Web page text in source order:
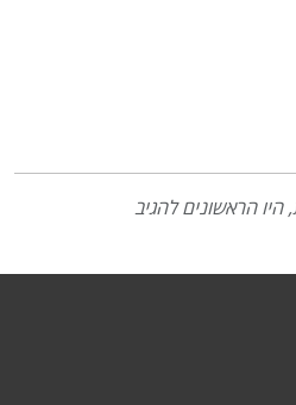
היו הראשונים להגיב